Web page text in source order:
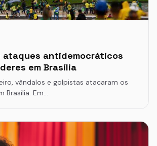
ataques antidemocráticos
em Brasília
vândalos e golpistas atacaram os
Brasília. Em…